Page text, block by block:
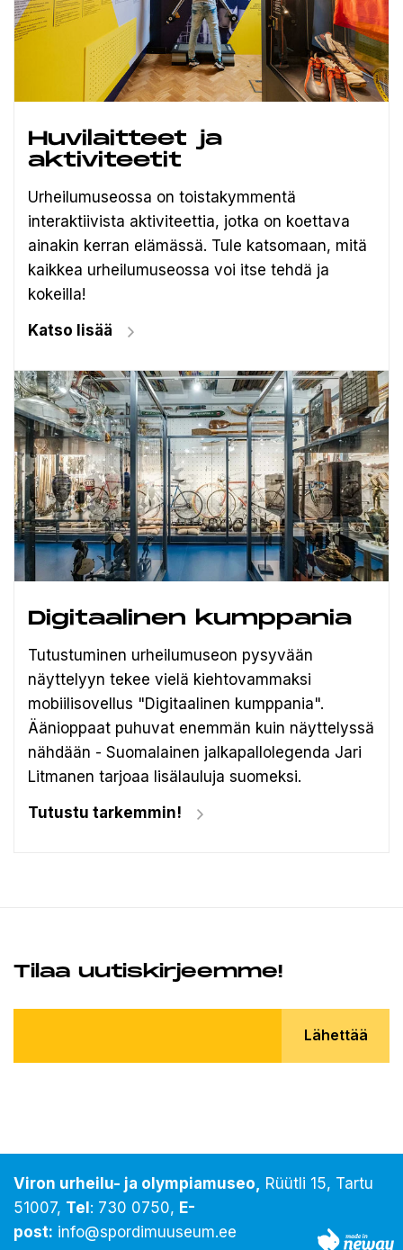
Huvilaitteet ja
aktiviteetit
Urheilumuseossa on toistakymmentä
interaktiivista aktiviteettia, jotka on koettava
ainakin kerran elämässä. Tule katsomaan, mitä
kaikkea urheilumuseossa voi itse tehdä ja
kokeilla!
Katso lisää
Digitaalinen kumppania
Tutustuminen urheilumuseon pysyvään
näyttelyyn tekee vielä kiehtovammaksi
mobiilisovellus "Digitaalinen kumppania".
Äänioppaat puhuvat enemmän kuin näyttelyssä
nähdään - Suomalainen jalkapallolegenda Jari
Litmanen tarjoaa lisälauluja suomeksi.
Tutustu tarkemmin!
Tilaa uutiskirjeemme!
Lähettää
Viron urheilu- ja olympiamuseo,
Rüütli 15, Tartu
51007, Tel: 730 0750, E-
post: info@spordimuuseum.ee